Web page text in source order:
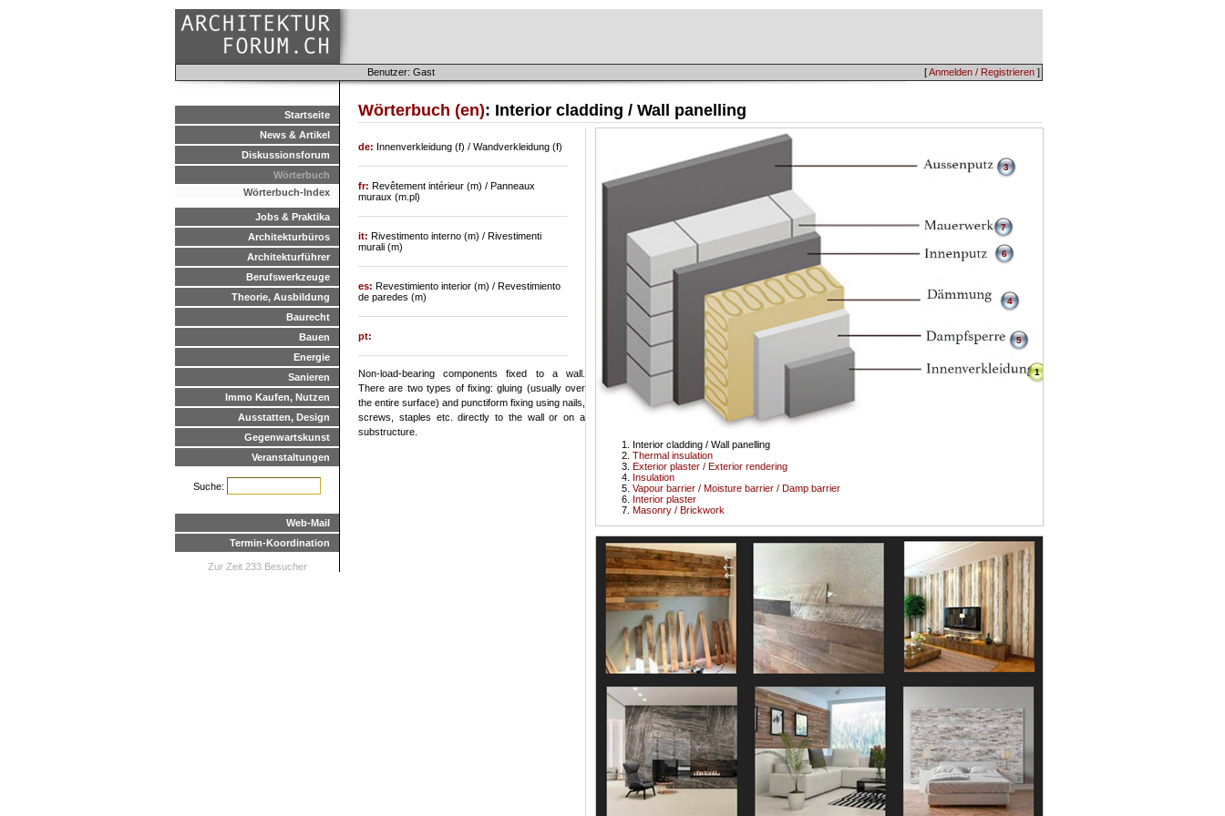
[Anmelden / Registrieren ]
Benutzer: Gast
Startseite
News & Artikel
Diskussionsforum
Wörterbuch
Wörterbuch-Index
Jobs & Praktika
Architekturbüros
Architekturführer
Berufswerkzeuge
Theorie, Ausbildung
Baurecht
Bauen
Energie
Sanieren
Immo Kaufen, Nutzen
Ausstatten, Design
Gegenwartskunst
Veranstaltungen
Suche:
Web-Mail
Termin-Koordination
Zur Zeit 233 Besucher
Wörterbuch (en): Interior cladding / Wall panelling
1
Interior cladding / Wall panelling
Thermal insulation
Exterior plaster / Exterior rendering
3
Insulation
4
Vapour barrier / Moisture barrier / Damp barrier
5
Interior plaster
6
Masonry / Brickwork
7
de: Innenverkleidung (f) / Wandverkleidung (f)
fr: Revêtement intérieur (m) / Panneaux
muraux (m.pl)
it: Rivestimento interno (m) / Rivestimenti
murali (m)
es: Revestimiento interior (m) / Revestimiento
de paredes (m)
pt:
Non-load-bearing components fixed to a wall.
There are two types of fixing: gluing (usually over
the entire surface) and punctiform fixing using nails,
screws, staples etc. directly to the wall or on a
substructure.